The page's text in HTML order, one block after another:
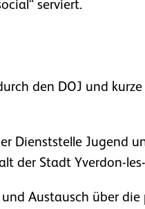
serviert.
den DOJ und
Dienststelle Jugend
der Stadt Yverdon-
Austausch über